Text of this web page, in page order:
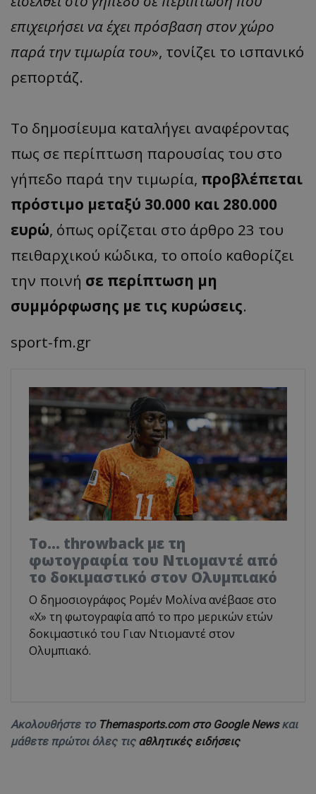
επιχειρήσει να έχει πρόσβαση στον χώρο
παρά την τιμωρία του», τονίζει το ισπανικό
ρεπορτάζ.
Το δημοσίευμα καταλήγει αναφέροντας
πως σε περίπτωση παρουσίας του στο
γήπεδο παρά την τιμωρία, προβλέπεται
πρόστιμο μεταξύ 30.000 και 280.000
ευρώ, όπως ορίζεται στο άρθρο 23 του
πειθαρχικού κώδικα, το οποίο καθορίζει
την ποινή σε περίπτωση μη
συμμόρφωσης με τις κυρώσεις.
sport-fm.gr
Το... throwback με τη
φωτογραφία του Ντιομαντέ από
το δοκιμαστικό στον Ολυμπιακό
Ο δημοσιογράφος Ρομέν Μολίνα ανέβασε στο
«X» τη φωτογραφία από το προ μερικών ετών
δοκιμαστικό του Γιαν Ντιομαντέ στον
Ολυμπιακό.
Ακολουθήστε το Themasports.com στο Google Newsκαι
μάθετε πρώτοι όλες τις αθλητικές ειδήσεις